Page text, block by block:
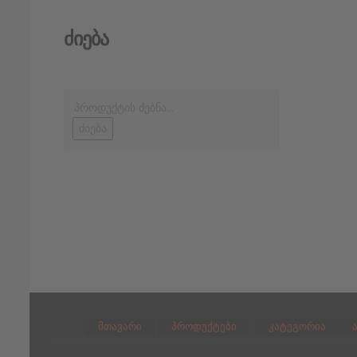
Ძიება
მთავარი პროდუქტები კატეგორია